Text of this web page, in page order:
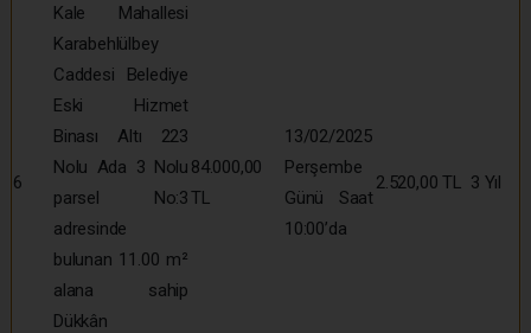
6
Kale Mahallesi
Karabehlülbey
Caddesi Belediye
Eski Hizmet
Binası Altı 223
Nolu Ada 3 Nolu
parsel No:3
adresinde
bulunan 11.00 m²
alana sahip
Dükkân
84.000,00
TL
13/02/2025
Perşembe
Günü Saat
10:00’da
2.520,00 TL 3 Yıl